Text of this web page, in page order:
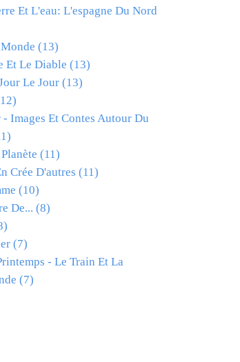
Et L'eau: L'espagne Du Nord
(13)
Et Le Diable (13)
Le Jour (13)
Images Et Contes Autour Du
(11)
Crée D'autres (11)
(10)
De... (8)
(7)
- Le Train Et La
(7)